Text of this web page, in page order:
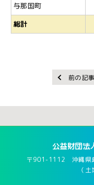
与那国町
総計
前の記
公益財団法
〒901-1112 沖縄県
（